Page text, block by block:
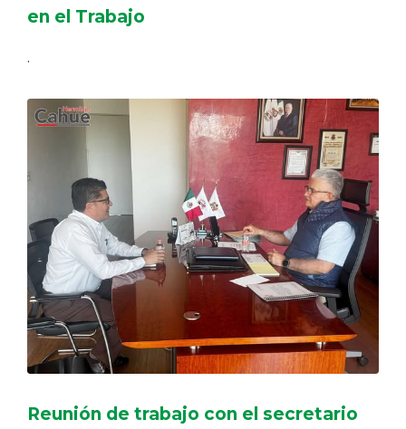
en el Trabajo
.
Reunión de trabajo con el secretario